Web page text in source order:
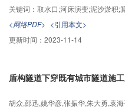
数学模型，并将该模型应用于昭化电
与数学模型在不同频率洪水下取水
可以较好模拟取水口水流特性；通
水河段运行多年后的河床演变，结果
相似，符合客观规律，能较好模拟河
关键词： 取水口;河床演变;泥沙淤积;
<网络PDF> <引用本文>
更新时间： 2023-11-14
盾构隧道下穿既有城市隧道施
胡众,邵迅,姚华彦,张振华,朱大勇,袁